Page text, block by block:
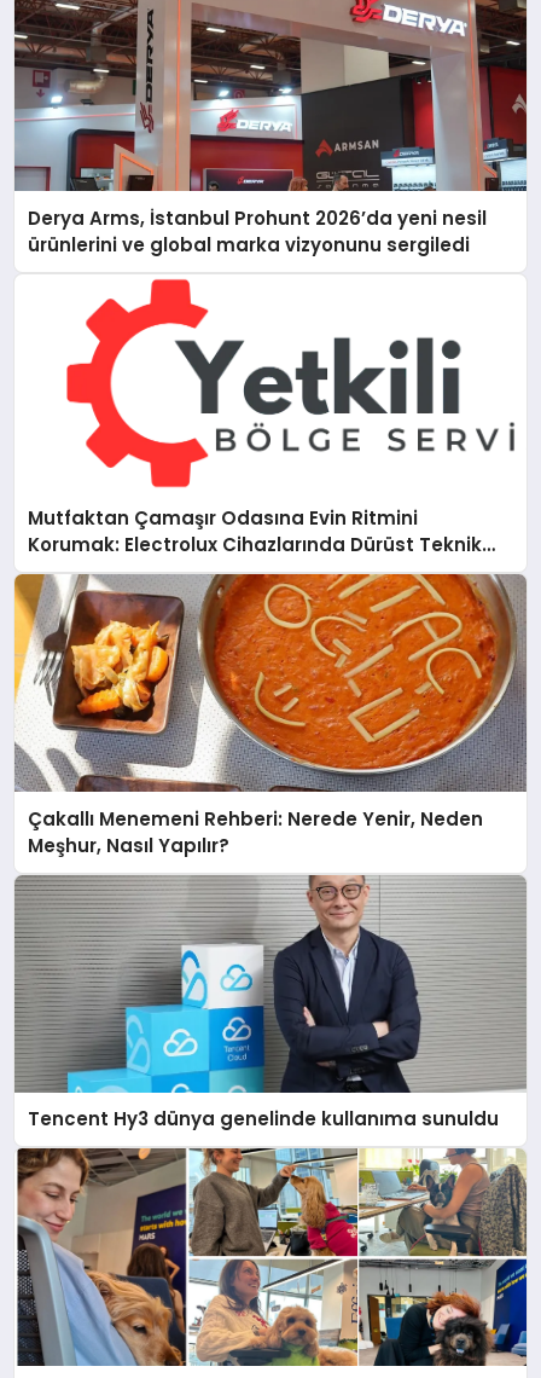
Derya Arms, İstanbul Prohunt 2026’da yeni nesil
ürünlerini ve global marka vizyonunu sergiledi
Mutfaktan Çamaşır Odasına Evin Ritmini
Korumak: Electrolux Cihazlarında Dürüst Teknik
Destek Deneyimi
Çakallı Menemeni Rehberi: Nerede Yenir, Neden
Meşhur, Nasıl Yapılır?
Tencent Hy3 dünya genelinde kullanıma sunuldu